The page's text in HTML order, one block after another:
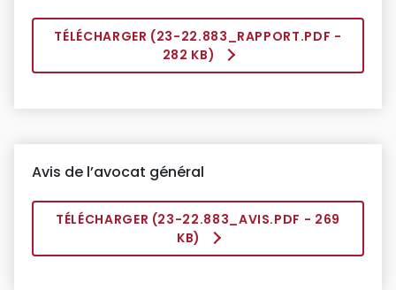
TÉLÉCHARGER (23-22.883_RAPPORT.PDF -
282 KB)
Avis de l’avocat général
TÉLÉCHARGER (23-22.883_AVIS.PDF - 269
KB)